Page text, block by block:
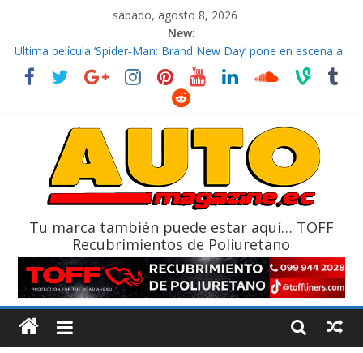
sábado, agosto 8, 2026
New:
El costo de tener un vehículo gana protagonismo a la hora de
decidir
Ultima película ‘Spider‑Man: Brand New Day’ pone en escena a
La Vuelta al Ecuador 2026, edición 47ª, recorre 7 provincias en 8
La FEDAK recibe 12 Sinotruk Bolden para cubrir las rutas de La
Tu marca también puede estar aquí… TOFF
Recubrimientos de Poliuretano